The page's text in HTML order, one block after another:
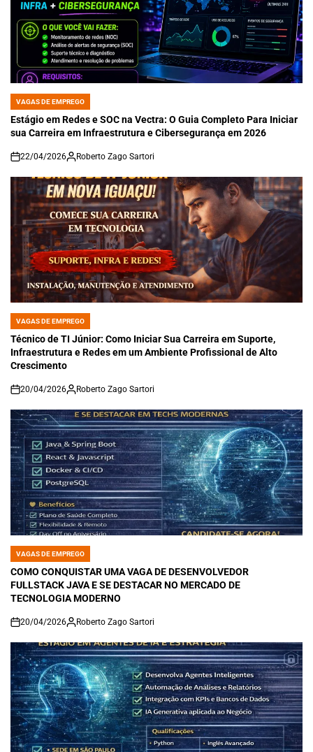
POSTED
IN
VAGAS DE EMPREGO
Estágio em Redes e SOC na Vectra: O Guia Completo Para Iniciar
sua Carreira em Infraestrutura e Cibersegurança em 2026
on
22/04/2026 Roberto Zago Sartori
POSTED
IN
VAGAS DE EMPREGO
Técnico de TI Júnior: Como Iniciar Sua Carreira em Suporte,
Infraestrutura e Redes em um Ambiente Profissional de Alto
Crescimento
on
20/04/2026 Roberto Zago Sartori
POSTED
IN
VAGAS DE EMPREGO
COMO CONQUISTAR UMA VAGA DE DESENVOLVEDOR
FULLSTACK JAVA E SE DESTACAR NO MERCADO DE
TECNOLOGIA MODERNO
on
20/04/2026 Roberto Zago Sartori